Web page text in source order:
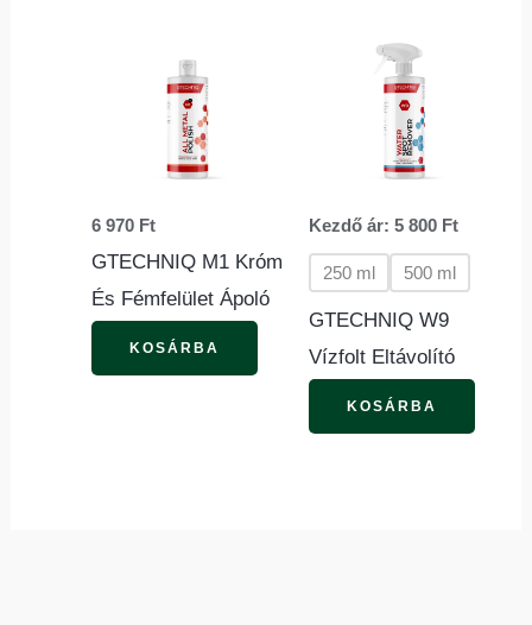
6 970 Ft
GTECHNIQ M1 Króm
És Fémfelület Ápoló
KOSÁRBA
Kezdő ár: 5 800 Ft
250 ml 500 ml
GTECHNIQ W9
Vízfolt Eltávolító
KOSÁRBA